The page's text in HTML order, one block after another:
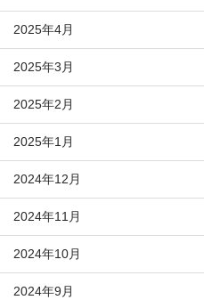
2025年4月
2025年3月
2025年2月
2025年1月
2024年12月
2024年11月
2024年10月
2024年9月